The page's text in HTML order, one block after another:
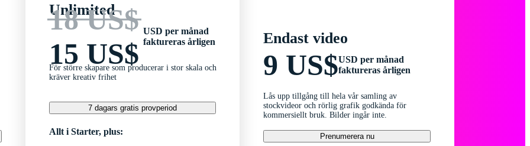
Unlimited
18 US$
15 US$
USD per månad
faktureras årligen
För större skapare som producerar i stor skala och
kräver kreativ frihet
7 dagars gratis provperiod
Allt i Starter, plus:
Endast video
9 US$USD per månad
faktureras årligen
Lås upp tillgång till hela vår samling av
stockvideor och rörlig grafik godkända för
kommersiellt bruk. Bilder ingår inte.
Prenumerera nu